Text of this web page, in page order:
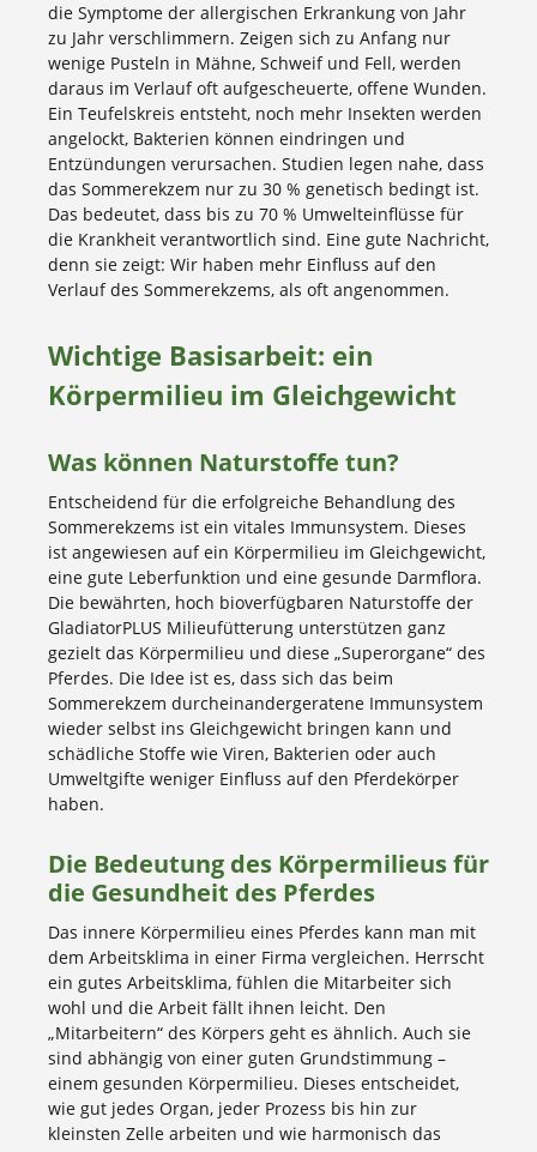
die Symptome der allergischen Erkrankung von Jahr
zu Jahr verschlimmern. Zeigen sich zu Anfang nur
wenige Pusteln in Mähne, Schweif und Fell, werden
daraus im Verlauf oft aufgescheuerte, offene Wunden.
Ein Teufelskreis entsteht, noch mehr Insekten werden
angelockt, Bakterien können eindringen und
Entzündungen verursachen. Studien legen nahe, dass
das Sommerekzem nur zu 30 % genetisch bedingt ist.
Das bedeutet, dass bis zu 70 % Umwelteinflüsse für
die Krankheit verantwortlich sind. Eine gute Nachricht,
denn sie zeigt: Wir haben mehr Einfluss auf den
Verlauf des Sommerekzems, als oft angenommen.
Wichtige Basisarbeit: ein
Körpermilieu im Gleichgewicht
Was können Naturstoffe tun?
Entscheidend für die erfolgreiche Behandlung des
Sommerekzems ist ein vitales Immunsystem. Dieses
ist angewiesen auf ein Körpermilieu im Gleichgewicht,
eine gute Leberfunktion und eine gesunde Darmflora.
Die bewährten, hoch bioverfügbaren Naturstoffe der
GladiatorPLUS Milieufütterung unterstützen ganz
gezielt das Körpermilieu und diese „Superorgane“ des
Pferdes. Die Idee ist es, dass sich das beim
Sommerekzem durcheinandergeratene Immunsystem
wieder selbst ins Gleichgewicht bringen kann und
schädliche Stoffe wie Viren, Bakterien oder auch
Umweltgifte weniger Einfluss auf den Pferdekörper
haben.
Die Bedeutung des Körpermilieus für
die Gesundheit des Pferdes
Das innere Körpermilieu eines Pferdes kann man mit
dem Arbeitsklima in einer Firma vergleichen. Herrscht
ein gutes Arbeitsklima, fühlen die Mitarbeiter sich
wohl und die Arbeit fällt ihnen leicht. Den
„Mitarbeitern“ des Körpers geht es ähnlich. Auch sie
sind abhängig von einer guten Grundstimmung –
einem gesunden Körpermilieu. Dieses entscheidet,
wie gut jedes Organ, jeder Prozess bis hin zur
kleinsten Zelle arbeiten und wie harmonisch das